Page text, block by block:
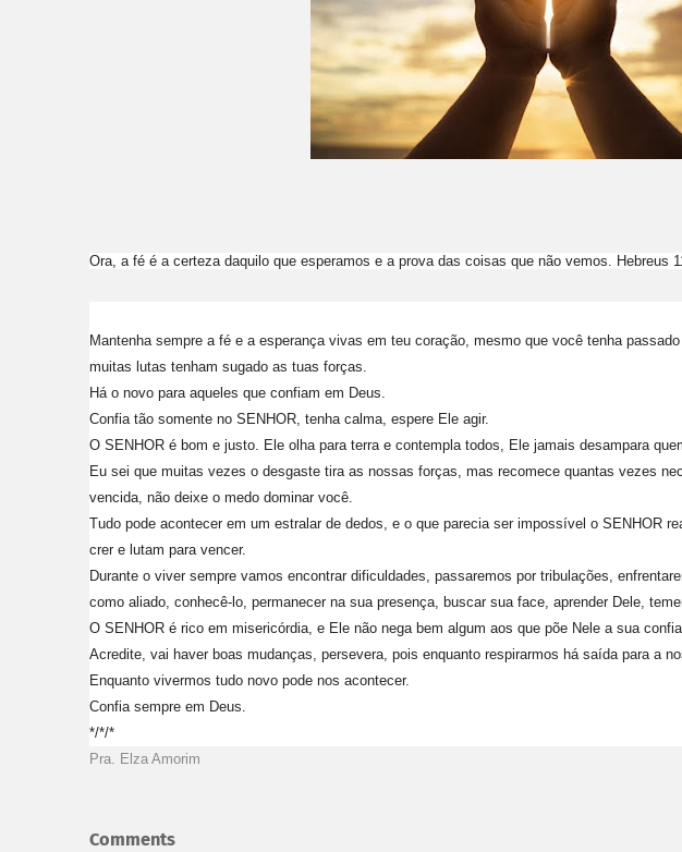
Ora, a fé é a certeza daquilo que esperamos e a prova das coisas que não vemos. Hebreus
Mantenha sempre a fé e a esperança vivas em teu coração, mesmo que você tenha
muitas lutas tenham sugado as tuas forças.
Há o novo para aqueles que confiam em Deus.
Confia tão somente no SENHOR, tenha calma, espere Ele agir.
O SENHOR é bom e justo. Ele olha para terra e contempla todos, Ele jamais desampara
Eu sei que muitas vezes o desgaste tira as nossas forças, mas recomece quantas vezes
vencida, não deixe o medo dominar você.
Tudo pode acontecer em um estralar de dedos, e o que parecia ser impossível o SENHOR
crer e lutam para vencer.
Durante o viver sempre vamos encontrar dificuldades, passaremos por tribulações,
como aliado, conhecê-lo, permanecer na sua presença, buscar sua face, aprender Dele,
O SENHOR é rico em misericórdia, e Ele não nega bem algum aos que põe Nele a sua
Acredite, vai haver boas mudanças, persevera, pois enquanto respirarmos há saída para a
Enquanto vivermos tudo novo pode nos acontecer.
Confia sempre em Deus.
*/*/*
Pra. Elza Amorim
Comments